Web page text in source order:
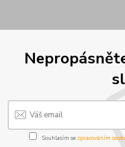
Souhlasím se zpracováním